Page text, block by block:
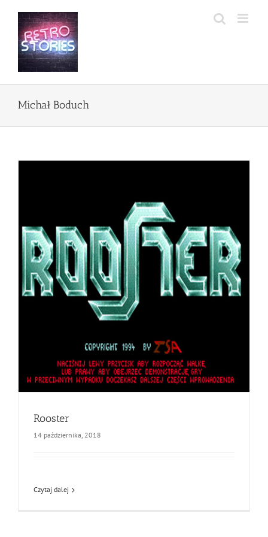
zawartości
Michał Boduch
Rooster
14 października, 2018
Czytaj dalej